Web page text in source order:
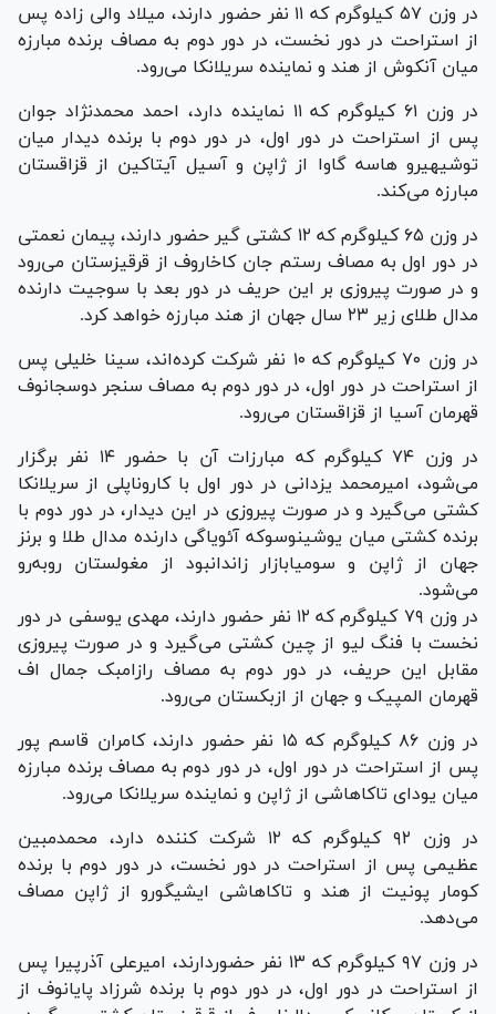
در وزن ۵۷ کیلوگرم که ۱۱ نفر حضور دارند، میلاد والی زاده پس
از استراحت در دور نخست، در دور دوم به مصاف برنده مبارزه
میان آنکوش از هند و نماینده سریلانکا می‌رود.
در وزن ۶۱ کیلوگرم که ۱۱ نماینده دارد، احمد محمدنژاد جوان
پس از استراحت در دور اول، در دور دوم با برنده دیدار میان
توشیهیرو هاسه گاوا از ژاپن و آسیل آیتاکین از قزاقستان
مبارزه می‌کند.
در وزن ۶۵ کیلوگرم که ۱۲ کشتی گیر حضور دارند، پیمان نعمتی
در دور اول به مصاف رستم جان کاخاروف از قرقیزستان می‌رود
و در صورت پیروزی بر این حریف در دور بعد با سوجیت دارنده
مدال طلای زیر ۲۳ سال جهان از هند مبارزه خواهد کرد.
در وزن ۷۰ کیلوگرم که ۱۰ نفر شرکت کرده‌اند، سینا خلیلی پس
از استراحت در دور اول، در دور دوم به مصاف سنجر دوسجانوف
قهرمان آسیا از قزاقستان می‌رود.
در وزن ۷۴ کیلوگرم که مبارزات آن با حضور ۱۴ نفر برگزار
می‌شود، امیرمحمد یزدانی در دور اول با کاروناپلی از سریلانکا
کشتی می‌گیرد و در صورت پیروزی در این دیدار، در دور دوم با
برنده کشتی میان یوشینوسوکه آئویاگی دارنده مدال طلا و برنز
جهان از ژاپن و سومیابازار زاندانبود از مغولستان رو‌به‌رو
می‌شود.
در وزن ۷۹ کیلوگرم که ۱۲ نفر حضور دارند، مهدی یوسفی در دور
نخست با فنگ لیو از چین کشتی می‌گیرد و در صورت پیروزی
مقابل این حریف، در دور دوم به مصاف رازامبک جمال اف
قهرمان المپیک و جهان از ازبکستان می‌رود.
در وزن ۸۶ کیلوگرم که ۱۵ نفر حضور دارند، کامران قاسم پور
پس از استراحت در دور اول، در دور دوم به مصاف برنده مبارزه
میان یودای تاکاهاشی از ژاپن و نماینده سریلانکا می‌رود.
در وزن ۹۲ کیلوگرم که ۱۲ شرکت کننده دارد، محمدمبین
عظیمی پس از استراحت در دور نخست، در دور دوم با برنده
کومار پونیت از هند و تاکاهاشی ایشیگورو از ژاپن مصاف
می‌دهد.
در وزن ۹۷ کیلوگرم که ۱۳ نفر حضوردارند، امیرعلی آذرپیرا پس
از استراحت در دور اول، در دور دوم با برنده شرزاد پایانوف از